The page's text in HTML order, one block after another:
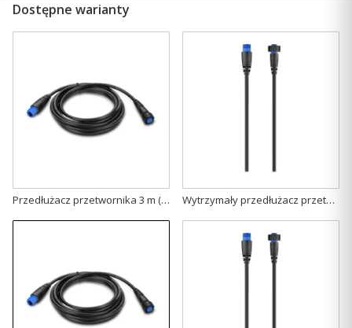
Dostępne warianty
Przedłużacz przetwornika 3 m (8-pin) [010-11617-50] Wytrzymały przedłużacz przetwornika (3 m, 8-pin) [010-11617-53]